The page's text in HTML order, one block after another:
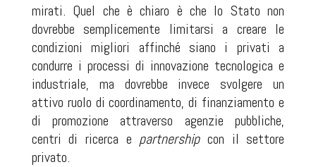
mirati. Quel che è chiaro è che lo Stato non
dovrebbe semplicemente limitarsi a creare le
condizioni migliori affinché siano i privati a
condurre i processi di innovazione tecnologica e
industriale, ma dovrebbe invece svolgere un
attivo ruolo di coordinamento, di finanziamento e
di promozione attraverso agenzie pubbliche,
centri di ricerca e partnershipcon il settore
privato.